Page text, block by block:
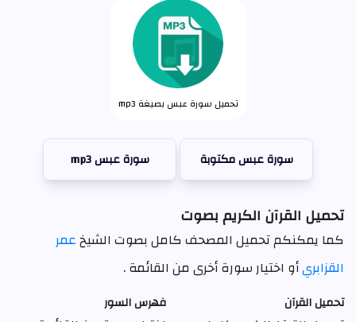
تحميل سورة عبس بصيغة mp3
سورة عبس مكتوبة سورة عبس mp3
تحميل القرآن الكريم بصوت
كما يمكنكم تحميل المصحف كامل بصوت الشيخعمر
القزابريأو اختيار سورة أخرى من القائمة .
تحميل القرآن فهرس السور